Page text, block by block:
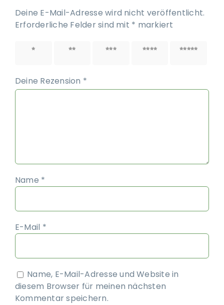
Deine E-Mail-Adresse wird nicht veröffentlicht.
Erforderliche Felder sind mit * markiert
1 von 2 von 3 von 4 von 5 von
Deine Rezension *
Name *
E-Mail *
Name, E-Mail-Adresse und Website in
diesem Browser für meinen nächsten
Kommentar speichern.